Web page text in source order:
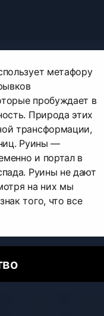
метафору
пробуждает в
Природа этих
трансформации,
Руины —
и портал в
Руины не дают
на них мы
того, что все